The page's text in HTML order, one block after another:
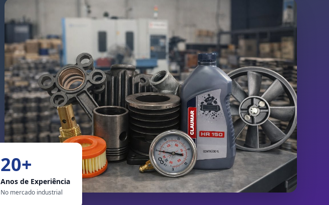
20+
Anos de Experiência
No mercado industrial